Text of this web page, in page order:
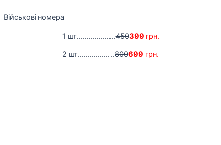
Військові номера
1 шт....................450399 грн.
2 шт...................800699 грн.